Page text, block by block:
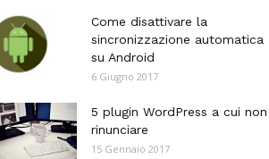
Come disattivare la
sincronizzazione automatica
su Android
6 Giugno 2017
5 plugin WordPress a cui non
rinunciare
15 Gennaio 2017